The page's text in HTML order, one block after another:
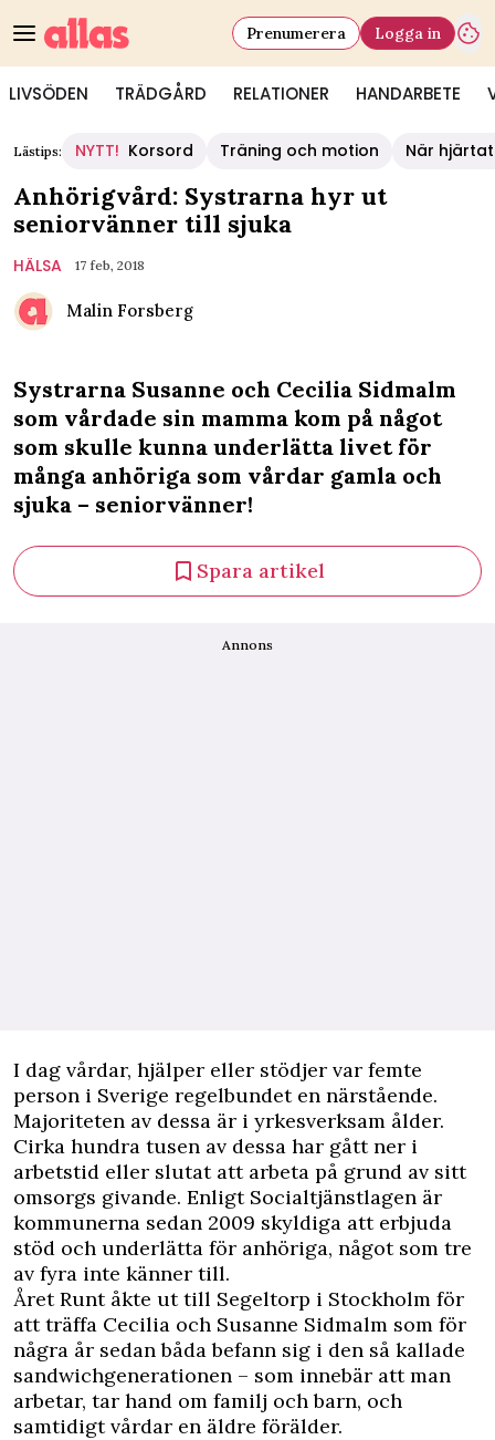
LIVSÖDEN TRÄDGÅRD RELATIONER HANDARBETE
Prenumerera Logga in
Lästips: NYTT! Korsord Träning och motion När
Anhörigvård: Systrarna hyr ut
seniorvänner till sjuka
HÄLSA 17 feb, 2018
Malin Forsberg
Systrarna Susanne och Cecilia Sidmalm
som vårdade sin mamma kom på något
som skulle kunna underlätta livet för
många anhöriga som vårdar gamla och
sjuka – seniorvänner!
Spara artikel
Annons
I dag vårdar, hjälper eller stödjer var femte
person i Sverige regelbundet en närstående.
Majoriteten av dessa är i yrkesverksam ålder.
Cirka hundra tusen av dessa har gått ner i
arbetstid eller slutat att arbeta på grund av sitt
omsorgs givande. Enligt Socialtjänstlagen är
kommunerna sedan 2009 skyldiga att erbjuda
stöd och underlätta för anhöriga, något som tre
av fyra inte känner till.
Året Runt åkte ut till Segeltorp i Stockholm för
att träffa Cecilia och Susanne Sidmalm som för
några år sedan båda befann sig i den så kallade
sandwichgenerationen – som innebär att man
arbetar, tar hand om familj och barn, och
samtidigt vårdar en äldre förälder.